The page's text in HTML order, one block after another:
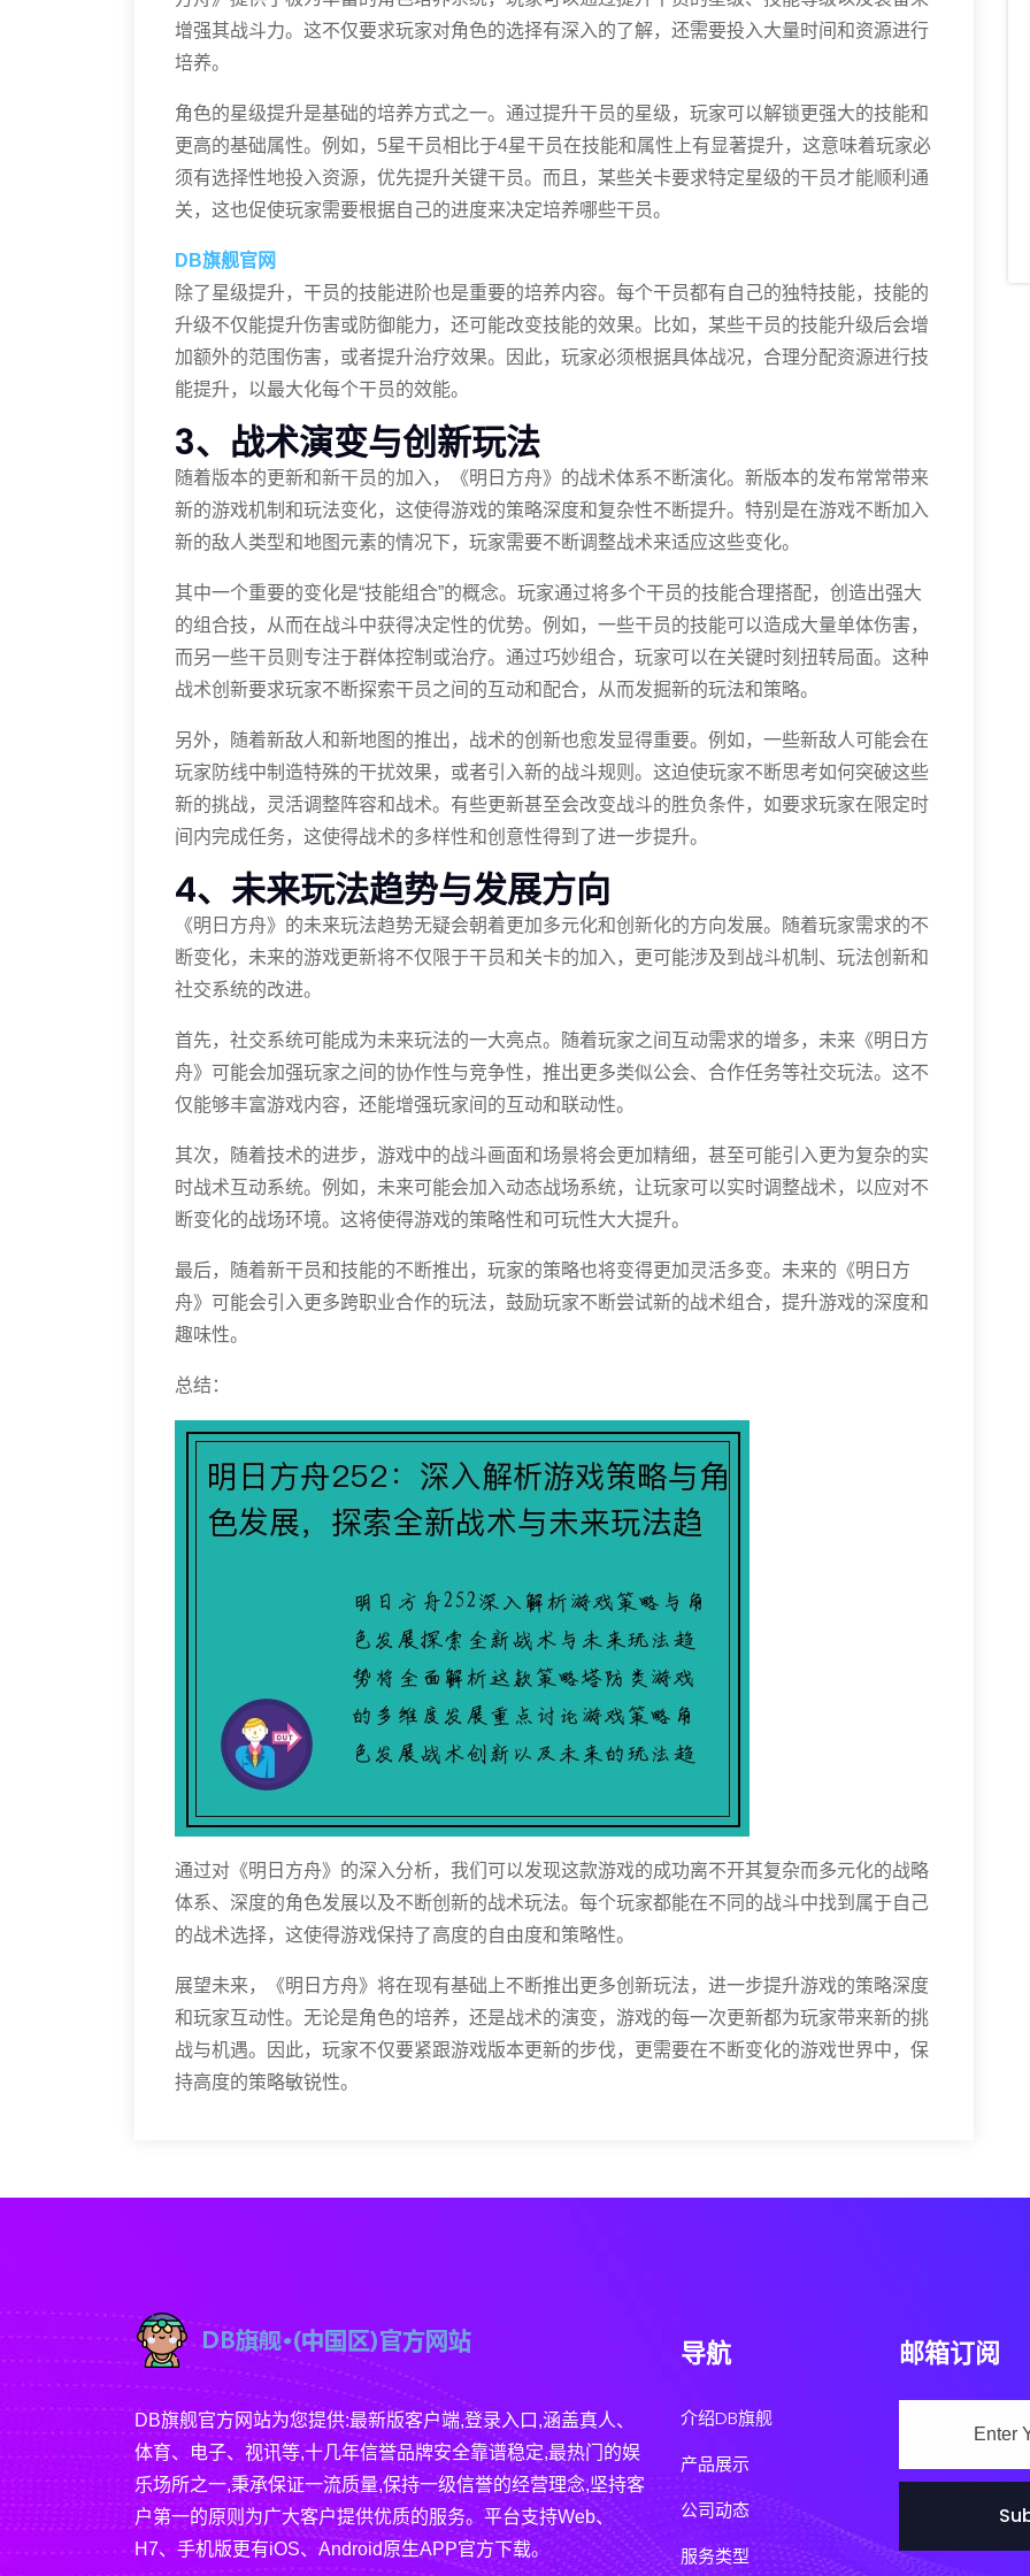
增强其战斗力。这不仅要求玩家对角色的选择有深入的了解，还需要投入大量时间和资源进行
培养。
角色的星级提升是基础的培养方式之一。通过提升干员的星级，玩家可以解锁更强大的技能和
更高的基础属性。例如，5星干员相比于4星干员在技能和属性上有显著提升，这意味着玩家必
须有选择性地投入资源，优先提升关键干员。而且，某些关卡要求特定星级的干员才能顺利通
关，这也促使玩家需要根据自己的进度来决定培养哪些干员。
DB旗舰官网
除了星级提升，干员的技能进阶也是重要的培养内容。每个干员都有自己的独特技能，技能的
升级不仅能提升伤害或防御能力，还可能改变技能的效果。比如，某些干员的技能升级后会增
加额外的范围伤害，或者提升治疗效果。因此，玩家必须根据具体战况，合理分配资源进行技
能提升，以最大化每个干员的效能。
3、战术演变与创新玩法
随着版本的更新和新干员的加入，《明日方舟》的战术体系不断演化。新版本的发布常常带来
新的游戏机制和玩法变化，这使得游戏的策略深度和复杂性不断提升。特别是在游戏不断加入
新的敌人类型和地图元素的情况下，玩家需要不断调整战术来适应这些变化。
其中一个重要的变化是“技能组合”的概念。玩家通过将多个干员的技能合理搭配，创造出强大
的组合技，从而在战斗中获得决定性的优势。例如，一些干员的技能可以造成大量单体伤害，
而另一些干员则专注于群体控制或治疗。通过巧妙组合，玩家可以在关键时刻扭转局面。这种
战术创新要求玩家不断探索干员之间的互动和配合，从而发掘新的玩法和策略。
另外，随着新敌人和新地图的推出，战术的创新也愈发显得重要。例如，一些新敌人可能会在
玩家防线中制造特殊的干扰效果，或者引入新的战斗规则。这迫使玩家不断思考如何突破这些
新的挑战，灵活调整阵容和战术。有些更新甚至会改变战斗的胜负条件，如要求玩家在限定时
间内完成任务，这使得战术的多样性和创意性得到了进一步提升。
4、未来玩法趋势与发展方向
《明日方舟》的未来玩法趋势无疑会朝着更加多元化和创新化的方向发展。随着玩家需求的不
断变化，未来的游戏更新将不仅限于干员和关卡的加入，更可能涉及到战斗机制、玩法创新和
社交系统的改进。
首先，社交系统可能成为未来玩法的一大亮点。随着玩家之间互动需求的增多，未来《明日方
舟》可能会加强玩家之间的协作性与竞争性，推出更多类似公会、合作任务等社交玩法。这不
仅能够丰富游戏内容，还能增强玩家间的互动和联动性。
其次，随着技术的进步，游戏中的战斗画面和场景将会更加精细，甚至可能引入更为复杂的实
时战术互动系统。例如，未来可能会加入动态战场系统，让玩家可以实时调整战术，以应对不
断变化的战场环境。这将使得游戏的策略性和可玩性大大提升。
最后，随着新干员和技能的不断推出，玩家的策略也将变得更加灵活多变。未来的《明日方
舟》可能会引入更多跨职业合作的玩法，鼓励玩家不断尝试新的战术组合，提升游戏的深度和
趣味性。
总结：
通过对《明日方舟》的深入分析，我们可以发现这款游戏的成功离不开其复杂而多元化的战略
体系、深度的角色发展以及不断创新的战术玩法。每个玩家都能在不同的战斗中找到属于自己
的战术选择，这使得游戏保持了高度的自由度和策略性。
展望未来，《明日方舟》将在现有基础上不断推出更多创新玩法，进一步提升游戏的策略深度
和玩家互动性。无论是角色的培养，还是战术的演变，游戏的每一次更新都为玩家带来新的挑
战与机遇。因此，玩家不仅要紧跟游戏版本更新的步伐，更需要在不断变化的游戏世界中，保
持高度的策略敏锐性。
DB旗舰官方网站为您提供:最新版客户端,登录入口,涵盖真人、
体育、电子、视讯等,十几年信誉品牌安全靠谱稳定,最热门的娱
乐场所之一,秉承保证一流质量,保持一级信誉的经营理念,坚持客
户第一的原则为广大客户提供优质的服务。平台支持Web、
H7、手机版更有iOS、Android原生APP官方下载。
导航
介绍DB旗舰
产品展示
公司动态
服务类型
邮箱订阅